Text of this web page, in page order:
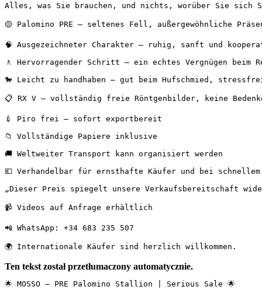
Alles, was Sie brauchen, und nichts, worüber Sie sich
🟡 Palomino PRE – seltenes Fell, außergewöhnliche
🧠 Ausgezeichneter Charakter – ruhig, sanft und
🚶 Hervorragender Schritt – ein echtes Vergnügen beim
🐎 Leicht zu handhaben – gut beim Hufschmied, stressfrei
📋 RX V – vollständig freie Röntgenbilder, keine
💉 Piro frei – sofort exportbereit
📁 Vollständige Papiere inklusive
🚚 Weltweiter Transport kann organisiert werden
💶 Verhandelbar für ernsthafte Käufer und bei schnellem
„Dieser Preis spiegelt unsere Verkaufsbereitschaft
📹 Videos auf Anfrage erhältlich
📲 WhatsApp: +34 683 235 507
🌍 Internationale Käufer sind herzlich willkommen.
Ten tekst został przetłumaczony automatycznie.
🌟 MOSSO — PRE Palomino Stallion | Serious Sale 🌟